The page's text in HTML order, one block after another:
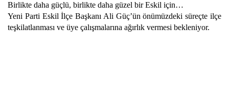
Birlikte daha güçlü, birlikte daha güzel bir Eskil için…
Yeni Parti Eskil İlçe Başkanı Ali Güç’ün önümüzdeki süreçte ilçe
teşkilatlanması ve üye çalışmalarına ağırlık vermesi bekleniyor.